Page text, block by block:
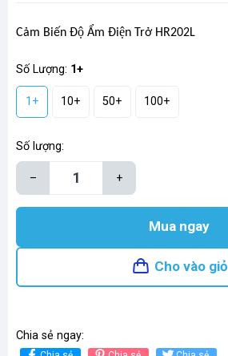
Cảm Biến Độ Ẩm Điện Trở HR202L
Số Lượng: 1+
1+ 10+ 50+ 100+
Số lượng:
– +
Mua ngay
Cho vào giỏ
Chia sẻ ngay: